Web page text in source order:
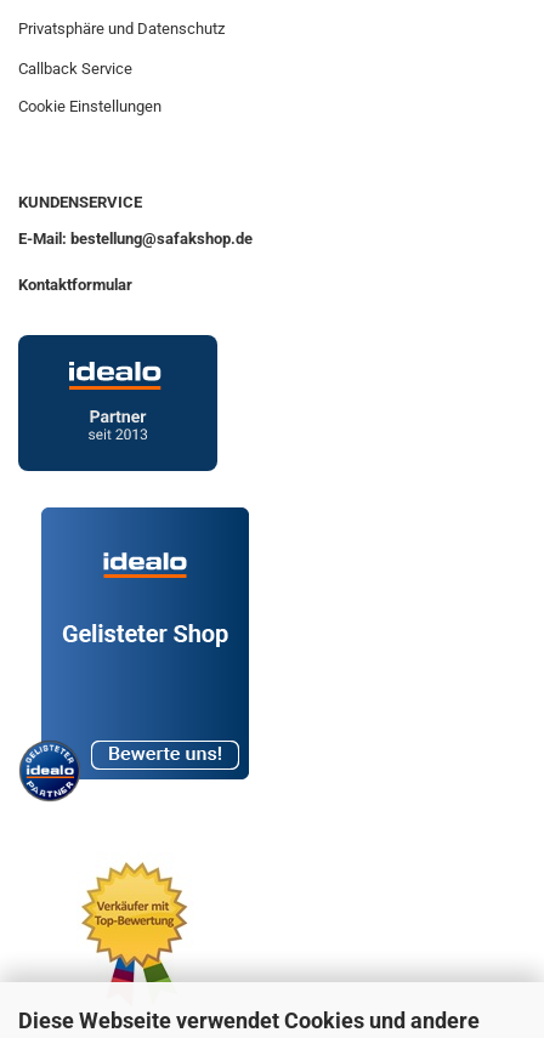
Diese Webseite verwendet Cookies und andere
Privatsphäre und Datenschutz
Callback Service
Cookie Einstellungen
KUNDENSERVICE
E-Mail: bestellung@safakshop.de
Kontaktformular